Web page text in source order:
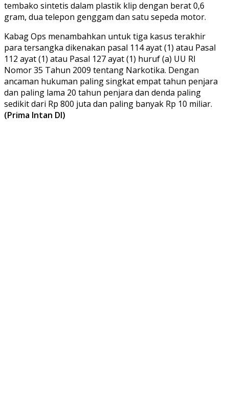
tembako sintetis dalam plastik klip dengan berat 0,6
gram, dua telepon genggam dan satu sepeda motor.
Kabag Ops menambahkan untuk tiga kasus terakhir
para tersangka dikenakan pasal 114 ayat (1) atau Pasal
112 ayat (1) atau Pasal 127 ayat (1) huruf (a) UU RI
Nomor 35 Tahun 2009 tentang Narkotika. Dengan
ancaman hukuman paling singkat empat tahun penjara
dan paling lama 20 tahun penjara dan denda paling
sedikit dari Rp 800 juta dan paling banyak Rp 10 miliar.
(Prima Intan DI)